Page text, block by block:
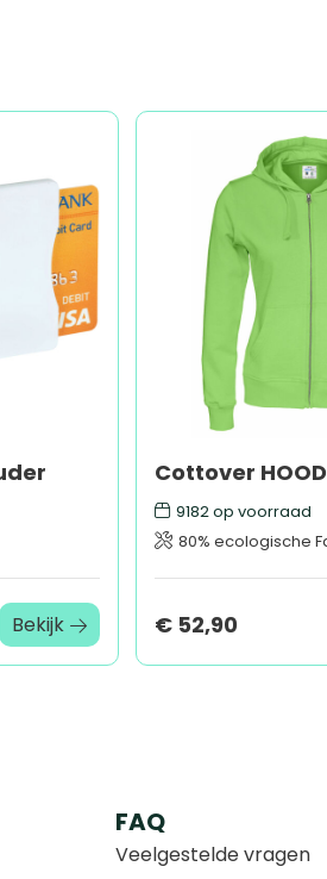
Bekijk
9182op voorraad
80% ecologische Fairtrade
€ 52,90
FAQ
Veelgestelde vragen